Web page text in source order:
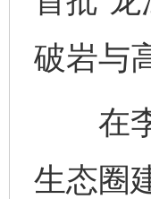
破岩与
在李
生态圈